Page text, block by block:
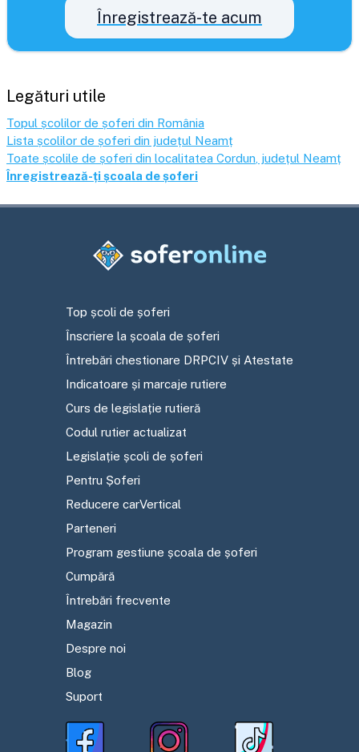
Înregistrează-te acum
Legături utile
Topul școlilor de șoferi din România
Lista școlilor de șoferi din județul Neamț
Toate școlile de șoferi din localitatea Cordun , județul Neamț
Înregistrează-ți școala de șoferi
Top școli de șoferi
Înscriere la școala de șoferi
Întrebări chestionare DRPCIV și Atestate
Indicatoare și marcaje rutiere
Curs de legislație rutieră
Codul rutier actualizat
Legislație școli de șoferi
Pentru Șoferi
Reducere carVertical
Parteneri
Program gestiune școala de șoferi
Cumpără
Întrebări frecvente
Magazin
Despre noi
Blog
Suport